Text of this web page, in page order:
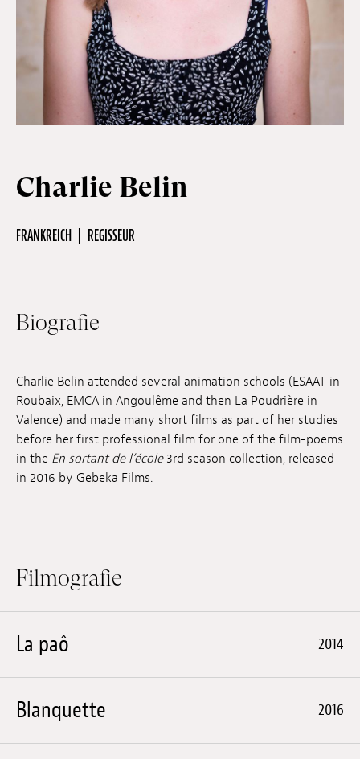
Praktische informationen
DE EN FR
Anstellung
Einreichungen
Archives
Herunterladen
Charlie Belin
FRANKREICH REGISSEUR
Biografie
Charlie Belin attended several animation schools (ESAAT in
Roubaix, EMCA in Angoulême and then La Poudrière in
Valence) and made many short films as part of her studies
before her first professional film for one of the film-poems
in the En sortant de l’école3rd season collection, released
in 2016 by Gebeka Films.
Filmografie
La paô 2014
Blanquette 2016